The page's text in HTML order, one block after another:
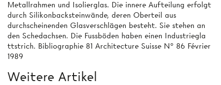
Metallrahmen und Isolierglas. Die innere Aufteilung erfolgt
durch Silikonbacksteinwände, deren Oberteil aus
durchscheinenden Glasverschlägen besteht. Sie stehen an
den Schedachsen. Die Fussböden haben einen Industriegla
ttstrich. Bibliographie 81 Architecture Suisse N° 86 Février
1989
Weitere Artikel